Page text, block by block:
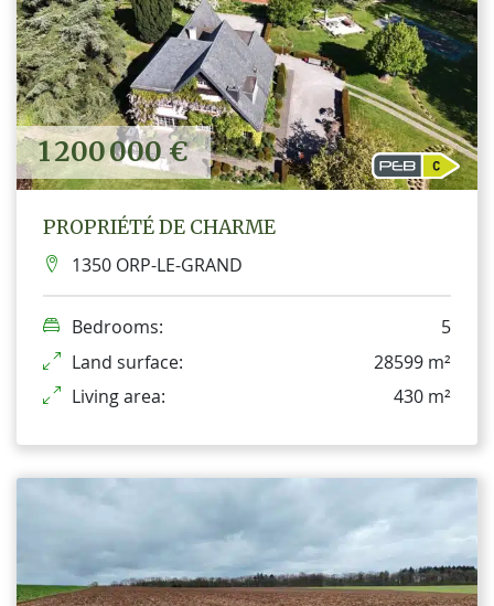
1 200 000 €
PROPRIÉTÉ DE CHARME
1350 ORP-LE-GRAND
Bedrooms:
5
Land surface:
28599 m²
Living area:
430 m²